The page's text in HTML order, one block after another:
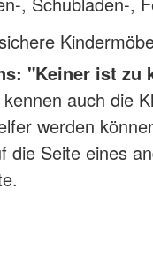
"Keiner ist zu
auch die
werden
die Seite eines